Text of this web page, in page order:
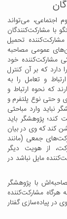
اجتماعی، می‌تواند
با مشارکت‌کنندگان
تحمیل
عمومی مصاحبه
مشارکت‌کننده خود
که بر آن کنترل
و تعامل را به
که نحوه ارتباط و
و حتی نوع پلتفرم و
نباید وارد مباحثی
پژوهشگر باید
کند که وی در بیان
جمعی (مانند
از هویت دیگر
مایل نباشد در
با پژوهشگر
هرگاه مشارکت‌کننده
در پیاده‌سازی گفتار